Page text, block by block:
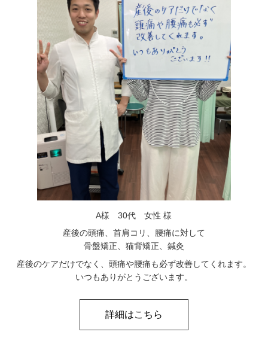
A様 30代 女性 様
産後の頭痛、首肩コリ、腰痛に対して
骨盤矯正、猫背矯正、鍼灸
産後のケアだけでなく、頭痛や腰痛も必ず改善してくれます。
いつもありがとうございます。
詳細はこちら